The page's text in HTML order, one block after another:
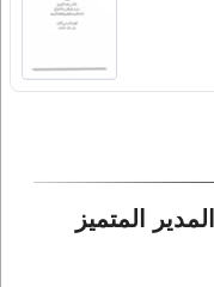
المتميز